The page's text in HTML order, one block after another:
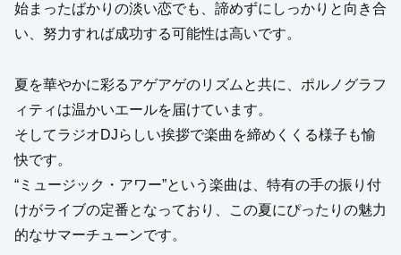
始まったばかりの淡い恋でも、諦めずにしっかりと向き合
い、努力すれば成功する可能性は高いです。
夏を華やかに彩るアゲアゲのリズムと共に、ポルノグラフ
ィティは温かいエールを届けています。
そしてラジオDJらしい挨拶で楽曲を締めくくる様子も愉
快です。
“ミュージック・アワー”という楽曲は、特有の手の振り付
けがライブの定番となっており、この夏にぴったりの魅力
的なサマーチューンです。